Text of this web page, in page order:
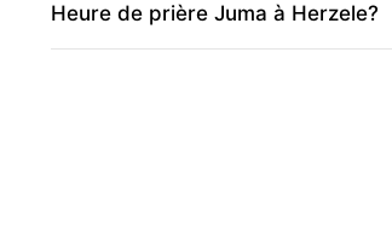
Heure de prière Juma à Herzele?